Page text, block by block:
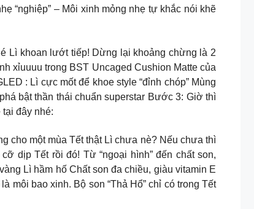
“nghiệp” – Môi xinh mỏng nhẹ tự khắc nói khẽ
Lì khoan lướt tiếp! Dừng lại khoảng chừng là 2
xỉuuuu trong BST Uncaged Cushion Matte của
: Lì cực mốt để khoe style “đỉnh chóp” Mùng
bật thần thái chuẩn superstar Bước 3: Giờ thì
đây nhé:
cho một mùa Tết thật Lì chưa nè? Nếu chưa thì
dịp Tết rồi đó! Từ “ngoại hình” đến chất son,
Lì hầm hố Chất son đa chiều, giàu vitamin E
môi bao xinh. Bộ son “Thả Hổ” chỉ có trong Tết